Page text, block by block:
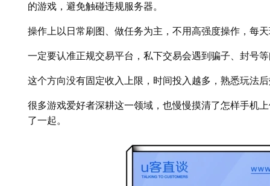
的游戏，避免触碰违规服务器。
操作上以日常刷图、做任务为主，不用高强度操作，每
一定要认准正规交易平台，私下交易会遇到骗子、封号
这个方向没有固定收入上限，时间投入越多，熟悉玩法
很多游戏爱好者深耕这一领域，也慢慢摸清了怎样手机
了一起。